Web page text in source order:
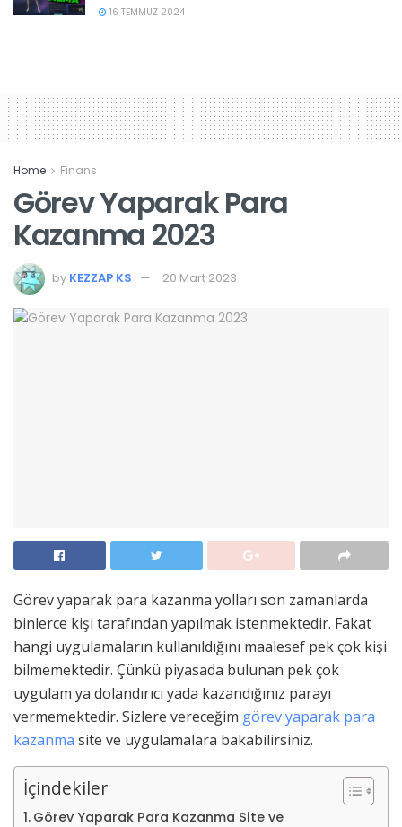
16 TEMMUZ 2024
Home Finans
Görev Yaparak Para
Kazanma 2023
by KEZZAP KS 20 Mart 2023
Görev yaparak para kazanma yolları son zamanlarda
binlerce kişi tarafından yapılmak istenmektedir. Fakat
hangi uygulamaların kullanıldığını maalesef pek çok kişi
bilmemektedir. Çünkü piyasada bulunan pek çok
uygulam ya dolandırıcı yada kazandığınız parayı
vermemektedir. Sizlere vereceğim görev yaparak para
kazanma site ve uygulamalara bakabilirsiniz.
İçindekiler
Görev Yaparak Para Kazanma Site ve